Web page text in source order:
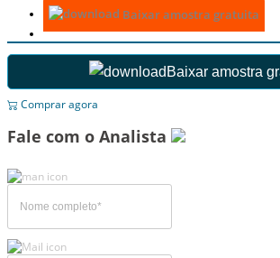
Baixar amostra gratuita
Baixar amostra
Comprar agora
Fale com o Analista